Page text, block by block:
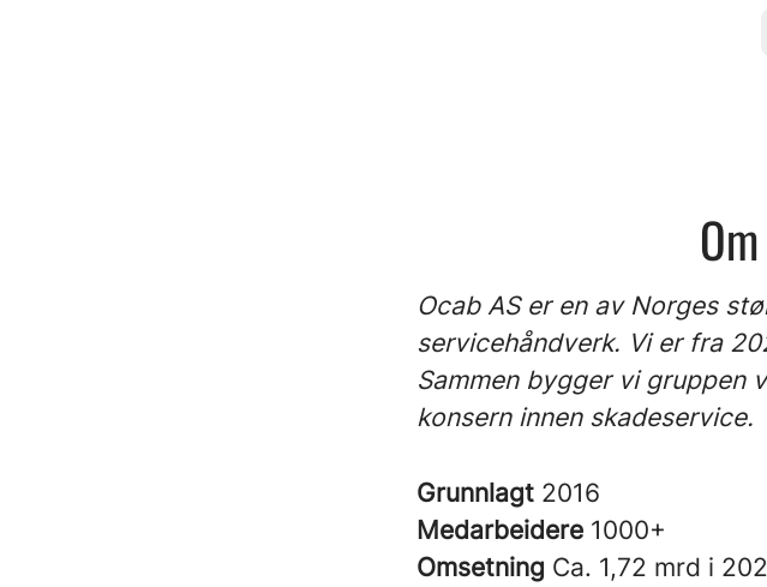
Ocab AS er en av Norges
servicehåndverk. Vi er fra
Sammen bygger vi gruppen
konsern innen skadeservice.
Grunnlagt 2016
Medarbeidere 1000+
Omsetning Ca. 1,72 mrd i